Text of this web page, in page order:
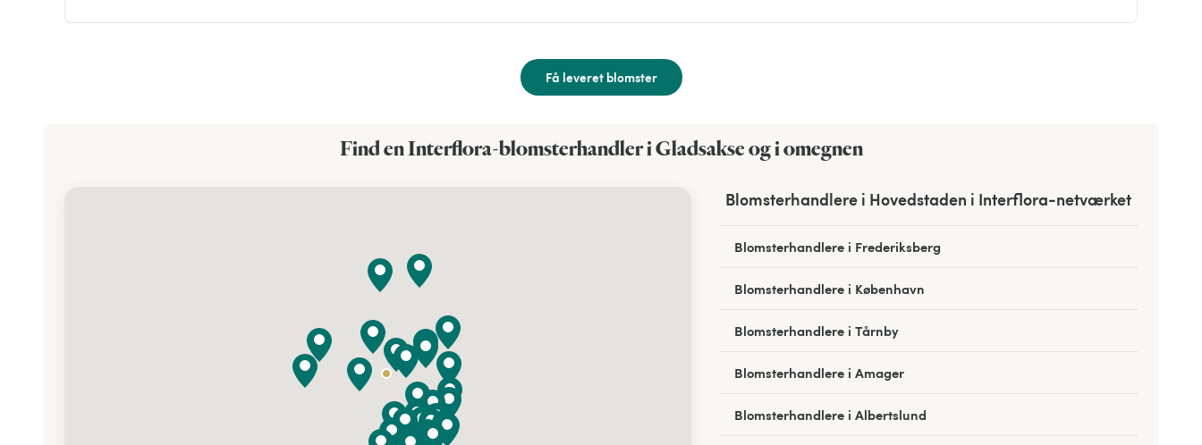
Få leveret blomster
Find en Interflora-blomsterhandler i Gladsakse og i omegnen
Blomsterhandlere i Hovedstaden i Interflora-netværket
Blomsterhandlere i Frederiksberg
Blomsterhandlere i København
Blomsterhandlere i Tårnby
Blomsterhandlere i Amager
Blomsterhandlere i Albertslund